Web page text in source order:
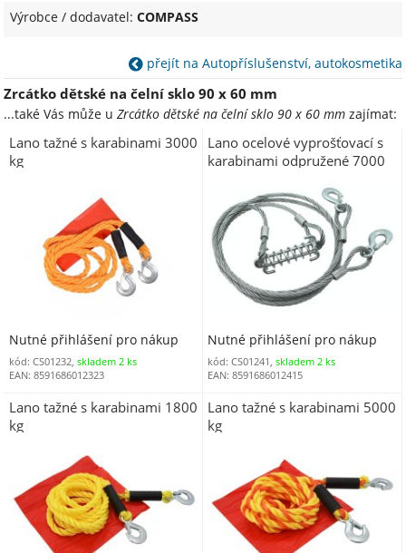
Výrobce / dodavatel:COMPASS
přejít na Autopříslušenství, autokosmetika
Zrcátko dětské na čelní sklo 90 x 60 mm
...také Vás může uZrcátko dětské na čelní sklo 90 x 60 mm zajímat:
Lano tažné s karabinami 3000
kg
Nutné přihlášení pro nákup
kód: CS01232, skladem 2 ks
EAN: 8591686012323
Lano ocelové vyprošťovací s
karabinami odpružené 7000
Nutné přihlášení pro nákup
kód: CS01241,skladem 2 ks
EAN: 8591686012415
Lano tažné s karabinami 1800
kg
Lano tažné s karabinami 5000
kg